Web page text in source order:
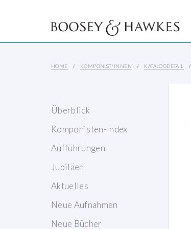
HOME KOMPONIST*INNEN KATALOGDETAIL
Überblick
Komponisten-Index
Aufführungen
Jubiläen
Aktuelles
Neue Aufnahmen
Neue Bücher